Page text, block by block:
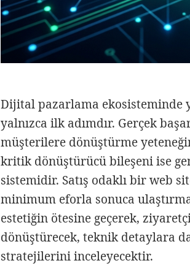
Dijital pazarlama ekosisteminde
yalnızca ilk adımdır. Gerçek
müşterilere dönüştürme
kritik dönüştürücü bileşeni ise
sistemidir. Satış odaklı bir web
minimum eforla sonuca
estetiğin ötesine geçerek,
dönüştürecek, teknik detaylara
stratejilerini inceleyecektir.